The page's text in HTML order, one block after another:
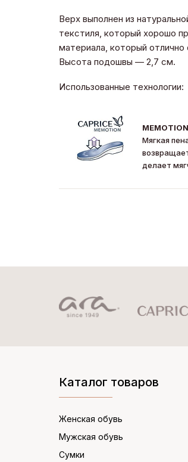
Верх выполнен из
текстиля, который хорошо
материала, который
Высота подошвы — 2,7 см.
Использованные технологии:
MEMOTION
Мягкая
делает
Каталог товаров
Женская обувь
Мужская обувь
Сумки